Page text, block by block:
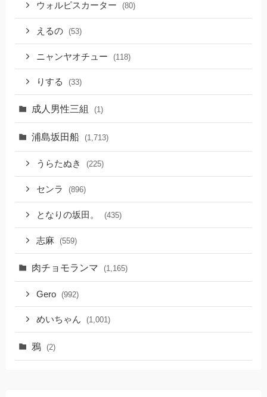
ウォルピスカーター (80)
えるの (53)
ニャンヤオチュー (118)
りする (33)
成人男性三組 (1)
浦島坂田船 (1,713)
うらたぬき (225)
センラ (896)
となりの坂田。 (435)
志麻 (559)
肉チョモランマ (1,165)
Gero (992)
めいちゃん (1,001)
鴉 (2)